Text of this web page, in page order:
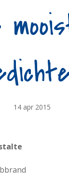
14 apr 2015